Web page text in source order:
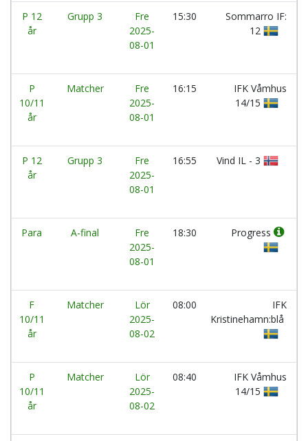
P 12
år
Grupp 3
Fre
2025-
08-01
15:30
Sommarro IF:
12
P
10/11
år
Matcher
Fre
2025-
08-01
16:15
IFK Våmhus
14/15
P 12
år
Grupp 3
Fre
2025-
08-01
16:55 Vind IL - 3
Para A-final
Fre
2025-
08-01
18:30 Progress
F
10/11
år
Matcher
Lör
2025-
08-02
08:00
IFK
Kristinehamn:blå
P
10/11
år
Matcher
Lör
2025-
08-02
08:40
IFK Våmhus
14/15